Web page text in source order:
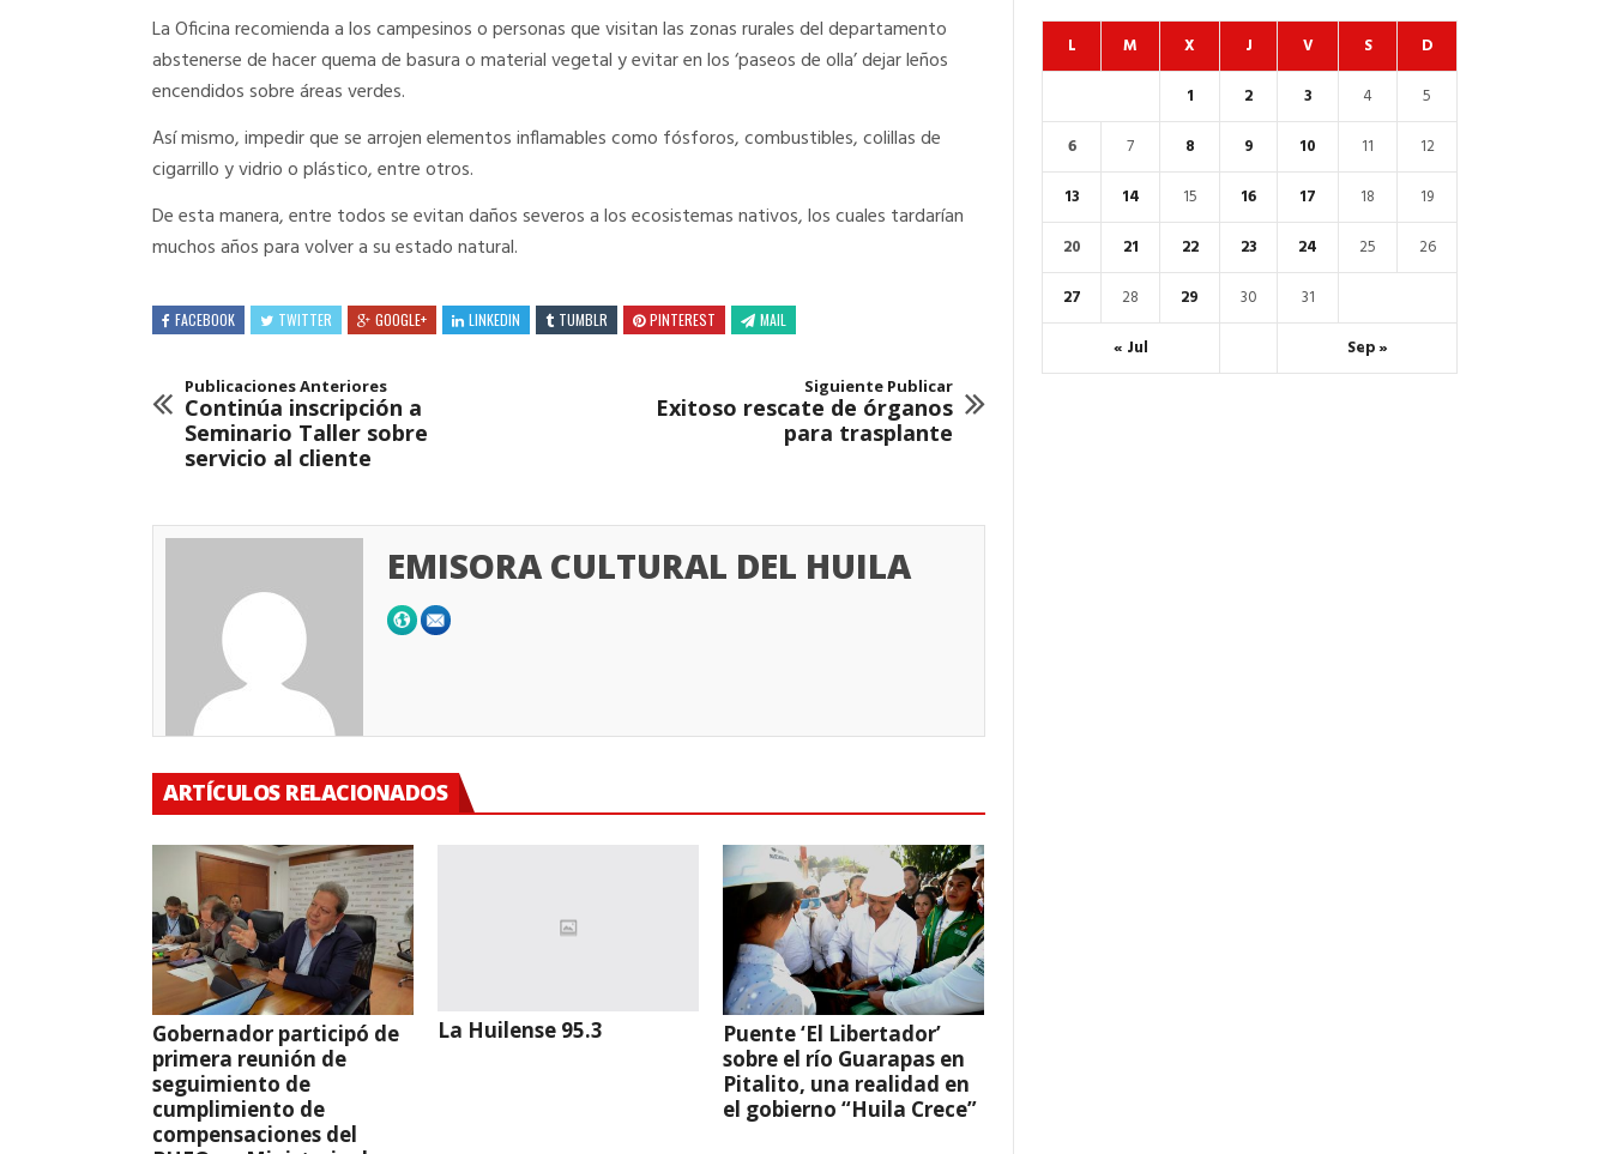
La Oficina recomienda a los campesinos o personas que visitan las zonas rurales del departamento
abstenerse de hacer quema de basura o material vegetal y evitar en los ‘paseos de olla’ dejar leños
encendidos sobre áreas verdes.
Así mismo, impedir que se arrojen elementos inflamables como fósforos, combustibles, colillas de
cigarrillo y vidrio o plástico, entre otros.
De esta manera, entre todos se evitan daños severos a los ecosistemas nativos, los cuales tardarían
muchos años para volver a su estado natural.
FACEBOOK TWITTER GOOGLE+ LINKEDIN TUMBLR PINTEREST MAIL
Publicaciones Anteriores
Continúa inscripción a
Seminario Taller sobre
servicio al cliente
Siguiente Publicar
Exitoso rescate de órganos
para trasplante
EMISORA CULTURAL DEL HUILA
ARTÍCULOS RELACIONADOS
Gobernador participó de
primera reunión de
seguimiento de
cumplimiento de
compensaciones del
La Huilense 95.3
Puente ‘El Libertador’
sobre el río Guarapas en
Pitalito, una realidad en
el gobierno “Huila Crece”
L M X J V S D
« Jul Sep »
1 2 3 4
5
6
7 8 9 10 11
12
13
14 15 16 17 18
19
20
21 22 23 24 25
26
27
28 29 30 31